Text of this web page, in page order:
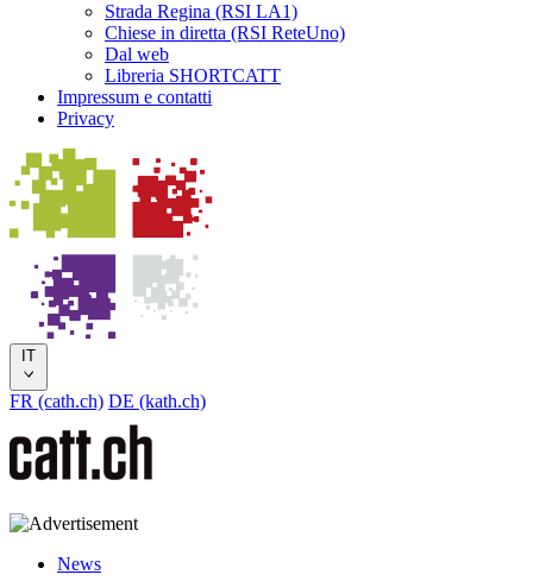
Strada Regina (RSI LA1)
Chiese in diretta (RSI ReteUno)
Dal web
Libreria SHORTCATT
Impressum e contatti
Privacy
IT
FR (cath.ch) DE (kath.ch)
News